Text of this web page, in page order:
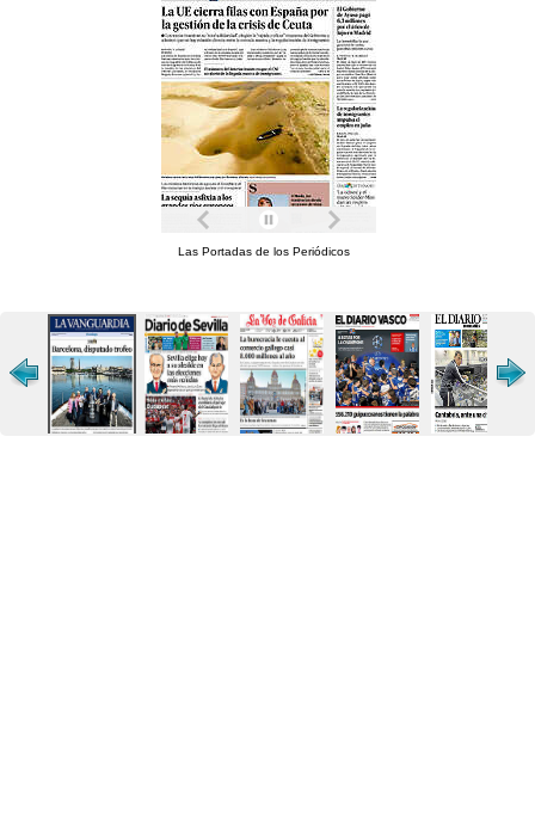
Las Portadas de los Periódicos